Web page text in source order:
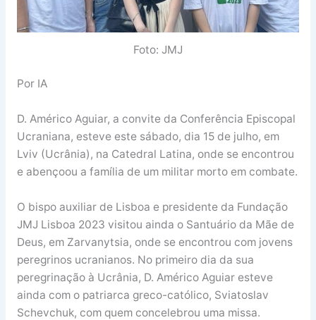
Foto: JMJ
Por IA
D. Américo Aguiar, a convite da Conferência Episcopal
Ucraniana, esteve este sábado, dia 15 de julho, em
Lviv (Ucrânia), na Catedral Latina, onde se encontrou
e abençoou a família de um militar morto em combate.
O bispo auxiliar de Lisboa e presidente da Fundação
JMJ Lisboa 2023 visitou ainda o Santuário da Mãe de
Deus, em Zarvanytsia, onde se encontrou com jovens
peregrinos ucranianos. No primeiro dia da sua
peregrinação à Ucrânia, D. Américo Aguiar esteve
ainda com o patriarca greco-católico, Sviatoslav
Schevchuk, com quem concelebrou uma missa.